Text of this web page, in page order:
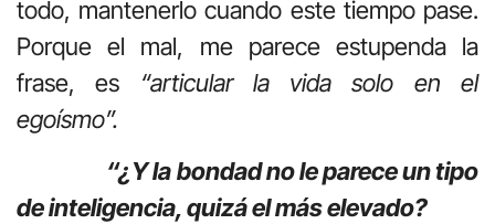
todo, mantenerlo cuando este tiempo pase.
Porque el mal, me parece estupenda la
frase, es “articular la vida solo en el
egoísmo”.
“¿Y la bondad no le parece un tipo
de inteligencia, quizá el más elevado?